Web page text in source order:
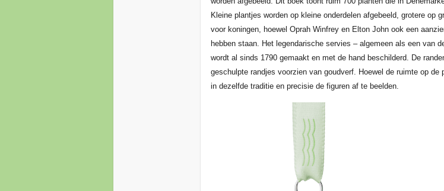
Kleine plantjes worden op kleine onderdelen afgebeeld, grotere op
voor koningen, hoewel Oprah Winfrey en Elton John ook een
hebben staan. Het legendarische servies – algemeen als een van
wordt al sinds 1790 gemaakt en met de hand beschilderd. De
geschulpte randjes voorzien van goudverf. Hoewel de ruimte op
in dezelfde traditie en precisie de figuren af te beelden.